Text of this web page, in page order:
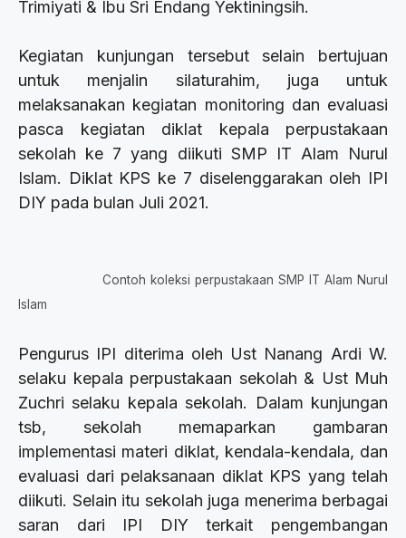
Trimiyati & Ibu Sri Endang Yektiningsih.
Kegiatan kunjungan tersebut selain bertujuan
untuk menjalin silaturahim, juga untuk
melaksanakan kegiatan monitoring dan evaluasi
pasca kegiatan diklat kepala perpustakaan
sekolah ke 7 yang diikuti SMP IT Alam Nurul
Islam. Diklat KPS ke 7 diselenggarakan oleh IPI
DIY pada bulan Juli 2021.
Contoh koleksi perpustakaan SMP IT Alam Nurul
Islam
Pengurus IPI diterima oleh Ust Nanang Ardi W.
selaku kepala perpustakaan sekolah & Ust Muh
Zuchri selaku kepala sekolah. Dalam kunjungan
tsb, sekolah memaparkan gambaran
implementasi materi diklat, kendala-kendala, dan
evaluasi dari pelaksanaan diklat KPS yang telah
diikuti. Selain itu sekolah juga menerima berbagai
saran dari IPI DIY terkait pengembangan